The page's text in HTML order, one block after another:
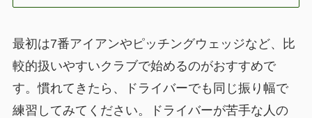
最初は7番アイアンやピッチングウェッジなど、比
較的扱いやすいクラブで始めるのがおすすめで
す。慣れてきたら、ドライバーでも同じ振り幅で
練習してみてください。ドライバーが苦手な人の